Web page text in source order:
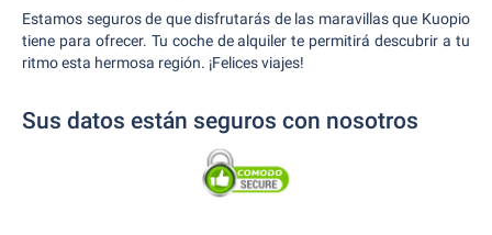
Estamos seguros de que disfrutarás de las maravillas que Kuopio
tiene para ofrecer. Tu coche de alquiler te permitirá descubrir a tu
ritmo esta hermosa región. ¡Felices viajes!
Sus datos están seguros con nosotros